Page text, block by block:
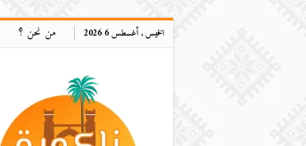
الخميس , أغسطس 6 2026 من نحن ؟